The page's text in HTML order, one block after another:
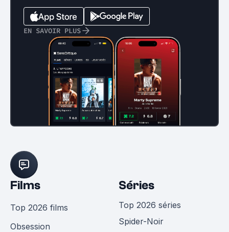
EN SAVOIR PLUS
Films
Top 2026 films
Obsession
Séries
Top 2026 séries
Spider-Noir